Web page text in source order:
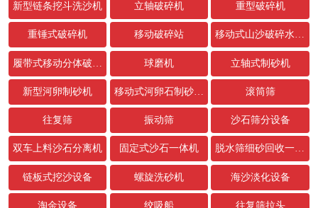
新型链条挖斗洗沙机 立轴破碎机 重型破碎机
重锤式破碎机 移动破碎站 移动式山沙破碎水洗设备
球磨机 立轴式制砂机
新型河卵制砂机 移动式河卵石制砂生产线 滚筒筛
往复筛 振动筛 沙石筛分设备
双车上料沙石分离机 固定式沙石一体机 脱水筛细砂回收一体机
链板式挖沙设备 螺旋洗砂机 海沙淡化设备
淘金设备 绞吸船 往复筛拉头